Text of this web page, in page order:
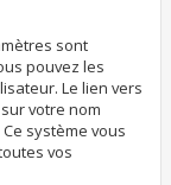
sont
pouvez les
Le lien vers
votre nom
système vous
vos